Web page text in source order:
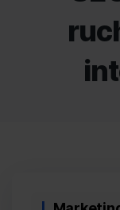
Categories